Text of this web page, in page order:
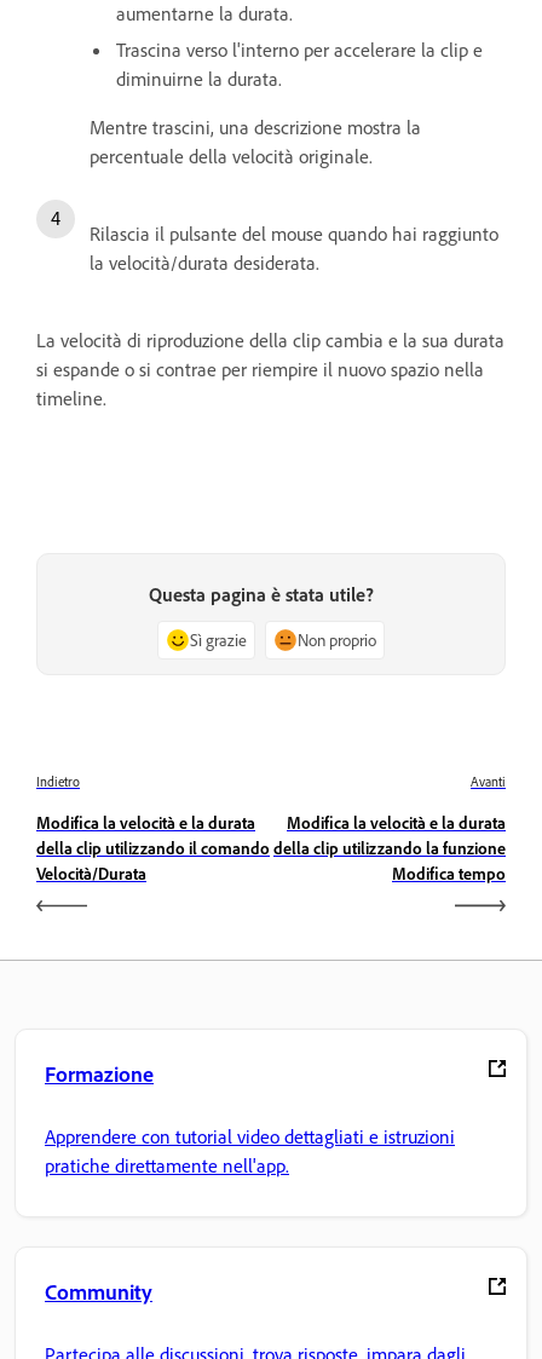
aumentarne la durata.
Trascina verso l'interno per accelerare la clip e
diminuirne la durata.
Mentre trascini, una descrizione mostra la
percentuale della velocità originale.
Rilascia il pulsante del mouse quando hai raggiunto
la velocità/durata desiderata.
La velocità di riproduzione della clip cambia e la sua durata
si espande o si contrae per riempire il nuovo spazio nella
timeline.
Questa pagina è stata utile?
Sì grazie Non proprio
Indietro
Modifica la velocità e la durata
della clip utilizzando il comando
Velocità/Durata
Avanti
Modifica la velocità e la durata
della clip utilizzando la funzione
Modifica tempo
Formazione
Apprendere con tutorial video dettagliati e istruzioni
pratiche direttamente nell'app.
Community